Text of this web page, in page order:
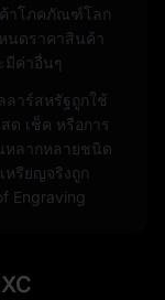
าโภคภัณฑ์โลก
นดราคาสินค้า
ค่าอื่นๆ
ลาร์สหรัฐถูกใช้
ด เช็ค หรือการ
หลากหลายชนิด
รียญจริงถูก
Engraving
มากที่สุดใน